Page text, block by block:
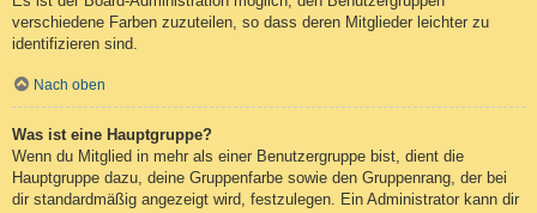
verschiedene Farben zuzuteilen, so dass deren Mitglieder leichter zu
identifizieren sind.
Nach oben
Was ist eine Hauptgruppe?
Wenn du Mitglied in mehr als einer Benutzergruppe bist, dient die
Hauptgruppe dazu, deine Gruppenfarbe sowie den Gruppenrang, der bei
dir standardmäßig angezeigt wird, festzulegen. Ein Administrator kann dir